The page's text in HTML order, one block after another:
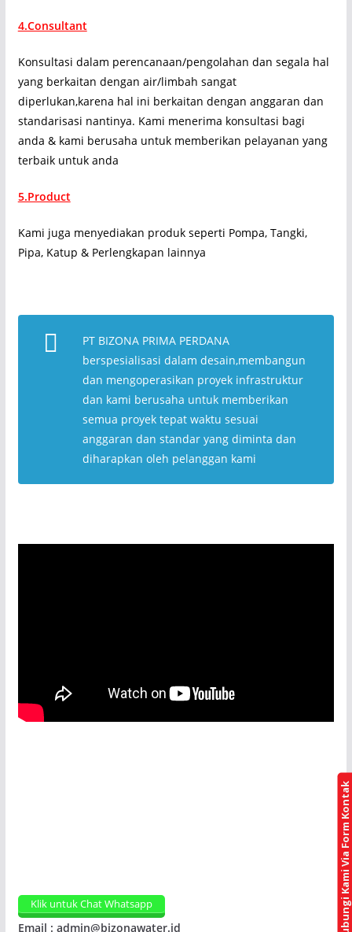
4.Consultant
Konsultasi dalam perencanaan/pengolahan dan segala hal
yang berkaitan dengan air/limbah sangat
diperlukan,karena hal ini berkaitan dengan anggaran dan
standarisasi nantinya. Kami menerima konsultasi bagi
anda & kami berusaha untuk memberikan pelayanan yang
terbaik untuk anda
5.Product
Kami juga menyediakan produk seperti Pompa, Tangki,
Pipa, Katup & Perlengkapan lainnya
PT BIZONA PRIMA PERDANA
berspesialisasi dalam desain,membangun
dan mengoperasikan proyek infrastruktur
dan kami berusaha untuk memberikan
semua proyek tepat waktu sesuai
anggaran dan standar yang diminta dan
diharapkan oleh pelanggan kami
Klik untuk Chat Whatsapp
Email : admin@bizonawater.id Hubungi Kami Via Form Kontak